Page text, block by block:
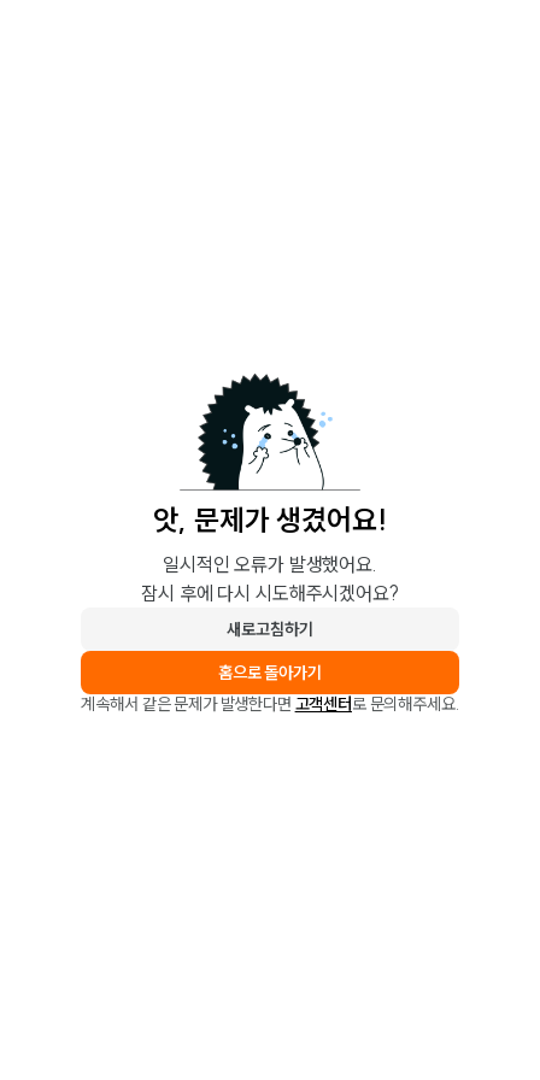
앗, 문제가 생겼어요!
일시적인 오류가 발생했어요.
잠시 후에 다시 시도해주시겠어요?
새로고침하기
홈으로 돌아가기
계속해서 같은 문제가 발생한다면 고객센터로 문의해주세요.